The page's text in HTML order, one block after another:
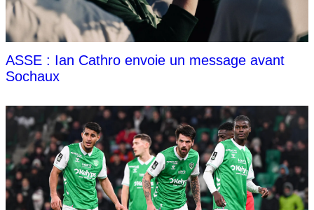
ASSE : Ian Cathro envoie un message avant
Sochaux